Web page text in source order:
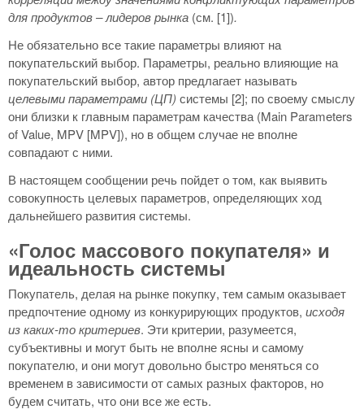
для продуктов – лидеров рынка (см. [1]).
Не обязательно все такие параметры влияют на
покупательский выбор. Параметры, реально влияющие на
покупательский выбор, автор предлагает называть
целевыми параметрами (ЦП) системы [2]; по своему смыслу
они близки к главным параметрам качества (Main Parameters
of Value, MPV [MPV]), но в общем случае не вполне
совпадают с ними.
В настоящем сообщении речь пойдет о том, как выявить
совокупность целевых параметров, определяющих ход
дальнейшего развития системы.
«Голос массового покупателя» и
идеальность системы
Покупатель, делая на рынке покупку, тем самым оказывает
предпочтение одному из конкурирующих продуктов, исходя
из каких-то критериев. Эти критерии, разумеется,
субъективны и могут быть не вполне ясны и самому
покупателю, и они могут довольно быстро меняться со
временем в зависимости от самых разных факторов, но
будем считать, что они все же есть.